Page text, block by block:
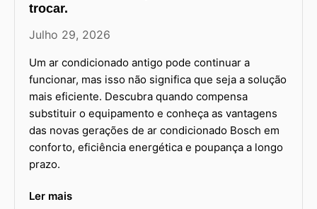
trocar.
Julho 29, 2026
Um ar condicionado antigo pode continuar a
funcionar, mas isso não significa que seja a solução
mais eficiente. Descubra quando compensa
substituir o equipamento e conheça as vantagens
das novas gerações de ar condicionado Bosch em
conforto, eficiência energética e poupança a longo
prazo.
Ler mais